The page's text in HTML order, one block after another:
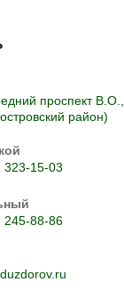
проспект
район)
323-15-03
245-88-86